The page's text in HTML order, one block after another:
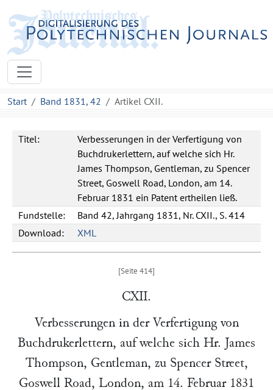
Start Band 1831, 42 Artikel CXII.
Titel:
Verbesserungen in der Verfertigung von
Buchdrukerlettern, auf welche sich Hr.
James Thompson, Gentleman, zu Spencer
Street, Goswell Road, London, am 14.
Februar 1831 ein Patent ertheilen ließ.
Fundstelle:
Band 42, Jahrgang 1831, Nr. CXII., S. 414
Download:
XML
CXII.
Verbesserungen in der Verfertigung von
Buchdrukerlettern, auf welche sich Hr. James
Thompson, Gentleman, zu Spencer Street,
Goswell Road, London, am 14. Februar 1831